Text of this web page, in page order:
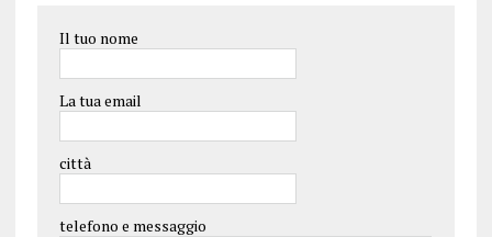
Il tuo nome
La tua email
città
telefono e messaggio